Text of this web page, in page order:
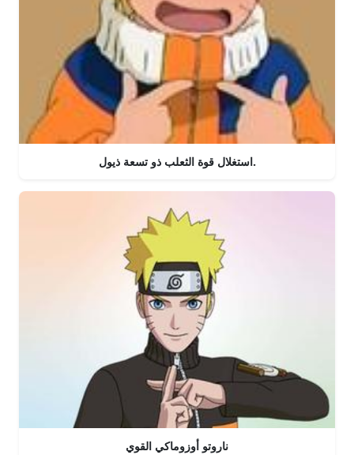
استغلال قوة الثعلب ذو تسعة ذيول.
ناروتو أوزوماكي القوي